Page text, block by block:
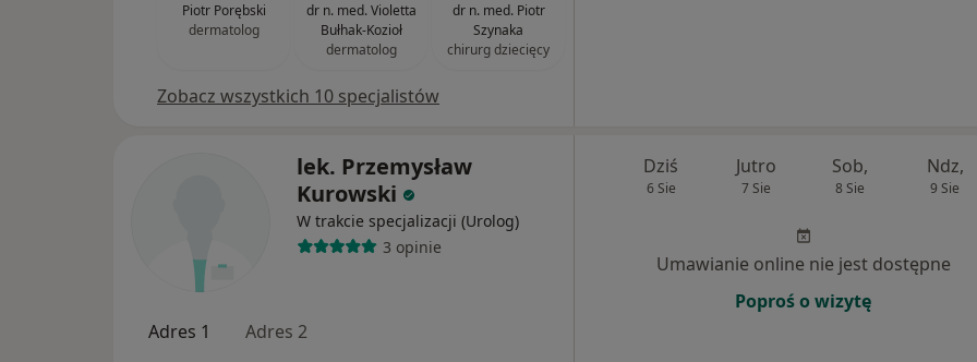
Piotr Porębski
dermatolog
dr n. med. Violetta
Bułhak-Kozioł
dermatolog
dr n. med. Piotr
Szynaka
chirurg dziecięcy
Zobacz wszystkich 10 specjalistów
lek. Przemysław
Kurowski
W trakcie specjalizacji (Urolog)
3 opinie
Adres 1 Adres 2
Dziś
6 Sie
Jutro
7 Sie
Sob,
8 Sie
Ndz,
9 Sie
Umawianie online nie jest dostępne
Poproś o wizytę